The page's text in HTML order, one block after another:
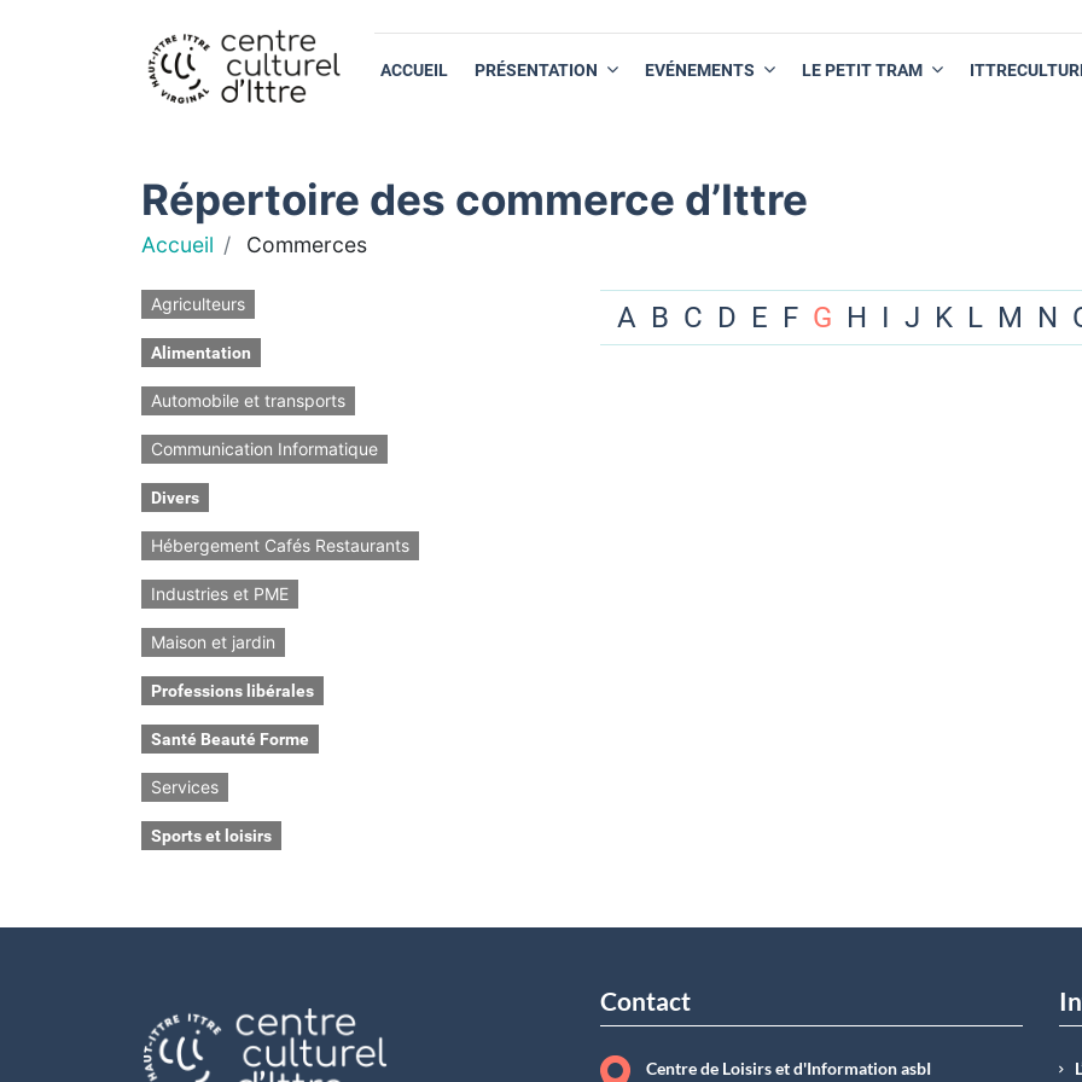
ACCUEIL PRÉSENTATION EVÉNEMENTS LE PETIT TRAM
Répertoire des commerce d’Ittre
Accueil Commerces
Agriculteurs
Alimentation
Automobile et transports
Communication Informatique
Divers
Hébergement Cafés Restaurants
Industries et PME
Maison et jardin
Professions libérales
Santé Beauté Forme
Services
Sports et loisirs
A B C D E F G H I J K L M N
Contact
Centre de Loisirs et d'Information asbI